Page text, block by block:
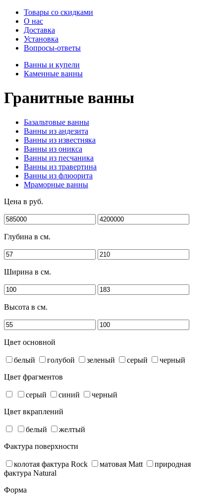
Товары со скидками
О нас
Доставка
Установка
Вопросы-ответы
Ванны и купели
Каменные ванны
Гранитные ванны
Базальтовые ванны
Ванны из андезита
Ванны из известняка
Ванны из оникса
Ванны из песчаника
Ванны из травертина
Ванны из флюорита
Мраморные ванны
Цена в руб.
Глубина в см.
Ширина в см.
Высота в см.
Цвет основной
белый голубой зеленый серый
черный
Цвет фрагментов
серый синий
черный
Цвет вкраплений
белый
желтый
Фактура поверхности
колотая фактура Rock матовая Matt
природная
фактура Natural
Форма